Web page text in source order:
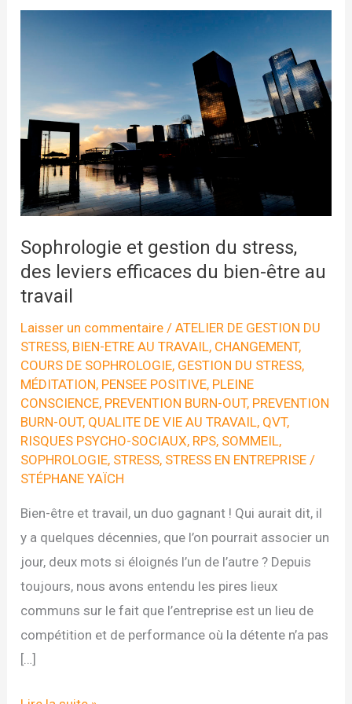
Sophrologie et gestion du stress,
des leviers efficaces du bien-être au
travail
Laisser un commentaire /ATELIER DE GESTION DU
STRESS, BIEN-ETRE AU TRAVAIL, CHANGEMENT,
COURS DE SOPHROLOGIE, GESTION DU STRESS,
MÉDITATION, PENSEE POSITIVE, PLEINE
CONSCIENCE, PREVENTION BURN-OUT, PREVENTION
BURN-OUT, QUALITE DE VIE AU TRAVAIL, QVT,
RISQUES PSYCHO-SOCIAUX, RPS, SOMMEIL,
SOPHROLOGIE, STRESS, STRESS EN ENTREPRISE /
STÉPHANE YAÏCH
Bien-être et travail, un duo gagnant ! Qui aurait dit, il
y a quelques décennies, que l’on pourrait associer un
jour, deux mots si éloignés l’un de l’autre ? Depuis
toujours, nous avons entendu les pires lieux
communs sur le fait que l’entreprise est un lieu de
compétition et de performance où la détente n’a pas
[…]